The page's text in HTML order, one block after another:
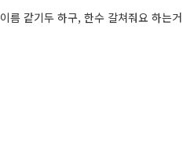
름 같기두 하구, 한수 갈쳐줘요 하는거